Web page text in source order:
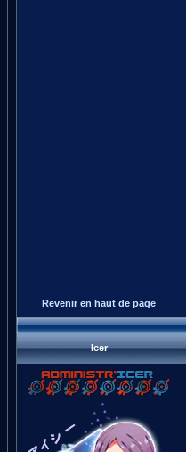
Revenir en haut de page
Icer